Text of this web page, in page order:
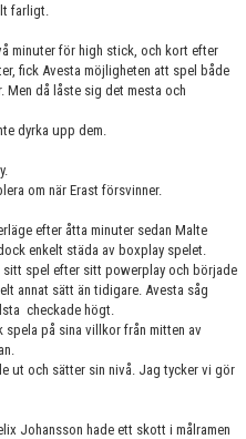
farligt.
minuter för high stick, och kort efter
fick Avesta möjligheten att spel både
Men då låste sig det mesta och
dyrka upp dem.
om när Erast försvinner.
efter åtta minuter sedan Malte
enkelt städa av boxplay spelet.
sitt spel efter sitt powerplay och började
annat sätt än tidigare. Avesta såg
checkade högt.
spela på sina villkor från mitten av
ut och sätter sin nivå. Jag tycker vi gör
Johansson hade ett skott i målramen